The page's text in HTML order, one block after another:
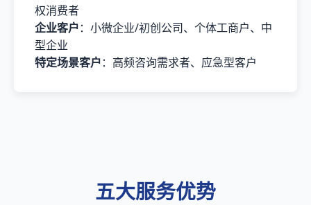
权消费者
企业客户：小微企业/初创公司、个体工商户、中
型企业
特定场景客户：高频咨询需求者、应急型客户
五大服务优势